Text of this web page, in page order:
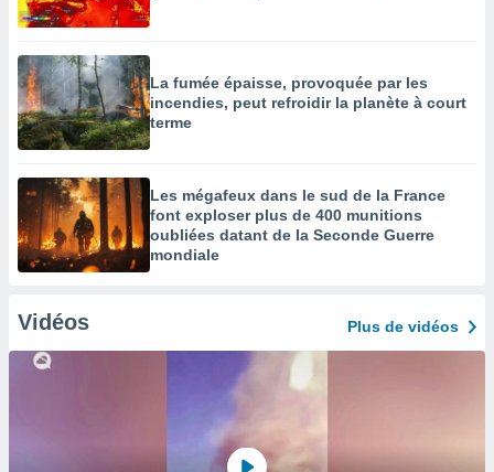
La fumée épaisse, provoquée par les
incendies, peut refroidir la planète à court
terme
Les mégafeux dans le sud de la France
font exploser plus de 400 munitions
oubliées datant de la Seconde Guerre
mondiale
Vidéos Plus de vidéos